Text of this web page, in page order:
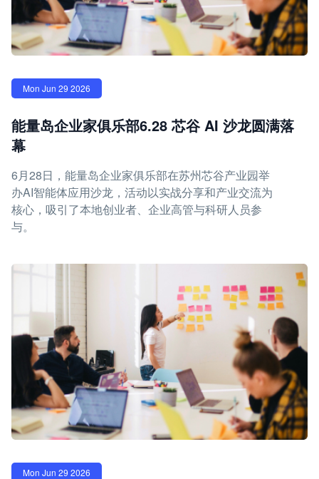
Mon Jun 29 2026
能量岛企业家俱乐部6.28 芯谷 AI 沙龙圆满落
幕
6月28日，能量岛企业家俱乐部在苏州芯谷产业园举
办AI智能体应用沙龙，活动以实战分享和产业交流为
核心，吸引了本地创业者、企业高管与科研人员参
与。
Mon Jun 29 2026